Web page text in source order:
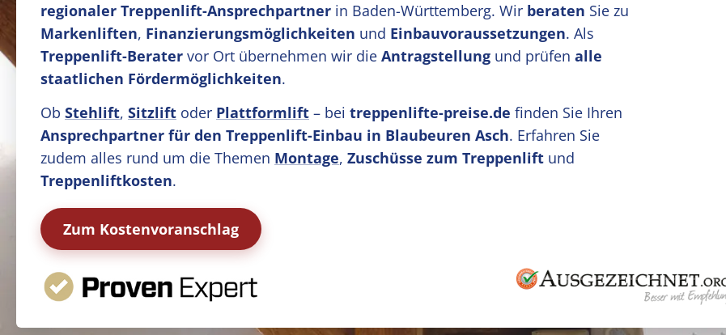
regionaler Treppenlift-Ansprechpartner in Baden-Württemberg. Wir beraten Sie zu
Markenliften, Finanzierungsmöglichkeiten und Einbauvoraussetzungen. Als
Treppenlift-Berater vor Ort übernehmen wir die Antragstellung und prüfen alle
staatlichen Fördermöglichkeiten.
Ob Stehlift, Sitzlift oder Plattformlift – bei treppenlifte-preise.de finden Sie Ihren
Ansprechpartner für den Treppenlift-Einbau in Blaubeuren Asch. Erfahren Sie
zudem alles rund um die Themen Montage, Zuschüsse zum Treppenlift und
Treppenliftkosten.
Zum Kostenvoranschlag